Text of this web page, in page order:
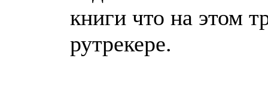
книги что на этом
рутрекере.